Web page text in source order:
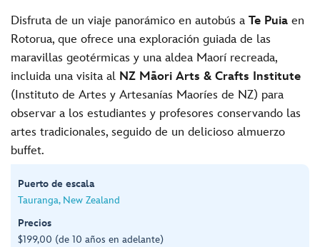
Disfruta de un viaje panorámico en autobús a Te Puia en
Rotorua, que ofrece una exploración guiada de las
maravillas geotérmicas y una aldea Maorí recreada,
incluida una visita al NZ Māori Arts & Crafts Institute
(Instituto de Artes y Artesanías Maoríes de NZ) para
observar a los estudiantes y profesores conservando las
artes tradicionales, seguido de un delicioso almuerzo
buffet.
Puerto de escala
Tauranga, New Zealand
Precios
$199,00 (de 10 años en adelante)